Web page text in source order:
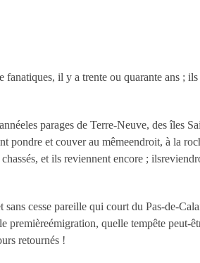
il y a trente ou quarante ans ;
parages de Terre-Neuve, des îles
pondre et couver au mêmeendroit, à la
et ils reviennent encore ;
cesse pareille qui court du Pas-de-
quelle tempête peut-
retournés !